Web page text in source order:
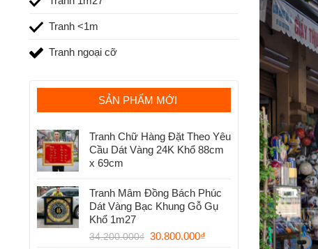
Tranh <1m
Tranh ngoại cỡ
SẢN PHẨM MỚI
Tranh Chữ Hàng Đặt Theo Yêu
Cầu Dát Vàng 24K Khổ 88cm
x 69cm
Tranh Mâm Đồng Bách Phúc
Dát Vàng Bạc Khung Gỗ Gụ
Khổ 1m27
34.200.000₫ 30.800.000₫